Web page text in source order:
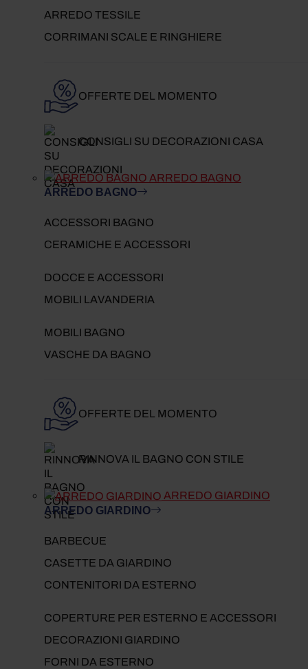
ARREDO TESSILE
CORRIMANI SCALE E RINGHIERE
OFFERTE DEL MOMENTO
CONSIGLI SU DECORAZIONI CASA
ARREDO BAGNO
ARREDO BAGNO
ACCESSORI BAGNO
CERAMICHE E ACCESSORI
DOCCE E ACCESSORI
MOBILI LAVANDERIA
MOBILI BAGNO
VASCHE DA BAGNO
OFFERTE DEL MOMENTO
RINNOVA IL BAGNO CON STILE
ARREDO GIARDINO
ARREDO GIARDINO
BARBECUE
CASETTE DA GIARDINO
CONTENITORI DA ESTERNO
COPERTURE PER ESTERNO E ACCESSORI
DECORAZIONI GIARDINO
FORNI DA ESTERNO